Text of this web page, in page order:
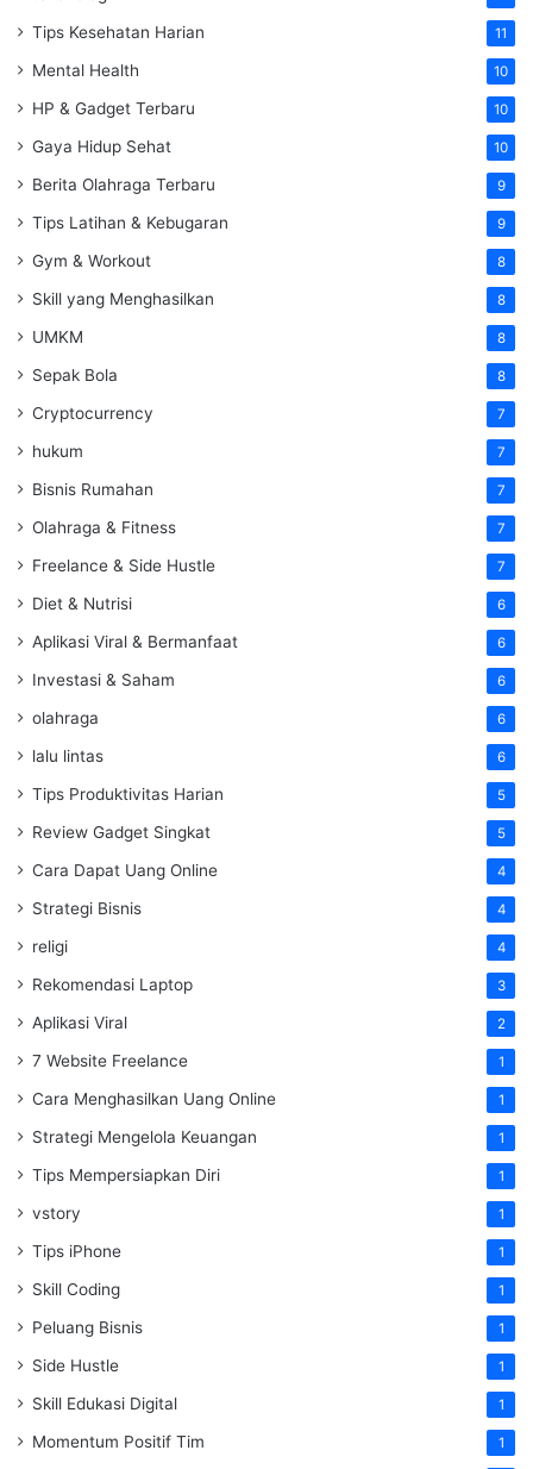
Tips Kesehatan Harian 11
Mental Health 10
HP & Gadget Terbaru 10
Gaya Hidup Sehat 10
Berita Olahraga Terbaru 9
Tips Latihan & Kebugaran 9
Gym & Workout 8
Skill yang Menghasilkan 8
UMKM 8
Sepak Bola 8
Cryptocurrency 7
hukum 7
Bisnis Rumahan 7
Olahraga & Fitness 7
Freelance & Side Hustle 7
Diet & Nutrisi 6
Aplikasi Viral & Bermanfaat 6
Investasi & Saham 6
olahraga 6
lalu lintas 6
Tips Produktivitas Harian 5
Review Gadget Singkat 5
Cara Dapat Uang Online 4
Strategi Bisnis 4
religi 4
Rekomendasi Laptop 3
Aplikasi Viral 2
7 Website Freelance 1
Cara Menghasilkan Uang Online 1
Strategi Mengelola Keuangan 1
Tips Mempersiapkan Diri 1
vstory 1
Tips iPhone 1
Skill Coding 1
Peluang Bisnis 1
Side Hustle 1
Skill Edukasi Digital 1
Momentum Positif Tim 1